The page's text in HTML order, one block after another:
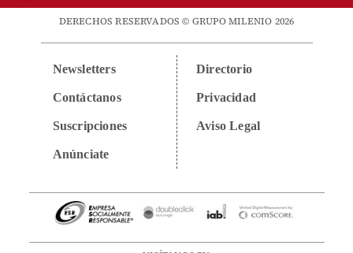
DERECHOS RESERVADOS © GRUPO MILENIO 2026
Newsletters
Contáctanos
Suscripciones
Anúnciate
Directorio
Privacidad
Aviso Legal